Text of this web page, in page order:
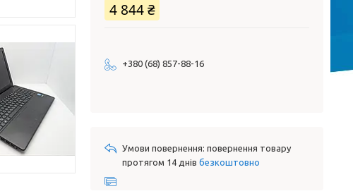
4 844 ₴
+380 (68) 857-88-16
повернення товару
протягом 14 днів безкоштовно